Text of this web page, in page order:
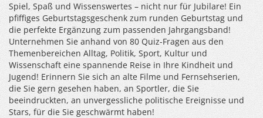
Spiel, Spaß und Wissenswertes – nicht nur für Jubilare! Ein
pfiffiges Geburtstagsgeschenk zum runden Geburtstag und
die perfekte Ergänzung zum passenden Jahrgangsband!
Unternehmen Sie anhand von 80 Quiz-Fragen aus den
Themenbereichen Alltag, Politik, Sport, Kultur und
Wissenschaft eine spannende Reise in Ihre Kindheit und
Jugend! Erinnern Sie sich an alte Filme und Fernsehserien,
die Sie gern gesehen haben, an Sportler, die Sie
beeindruckten, an unvergessliche politische Ereignisse und
Stars, für die Sie geschwärmt haben!